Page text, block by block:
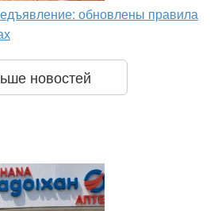
обновлены правила
новостей